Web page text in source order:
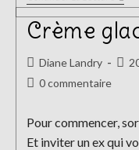
De
Cru
Crème
Auteur/autrice
de
Diane Landry
Commentaires
publication :
0 commentaire
Pour commencer,
Et inviter un ex qui